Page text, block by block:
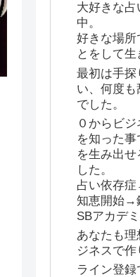
大好きな
中。
好きな場所
とをして生
最初は手探
い、何度も
でした。
０からビ
を知った事
を生み出せ
した。
占い依存
知恵開始→
SBアカデ
あなたも
ジネスで作
ライン登